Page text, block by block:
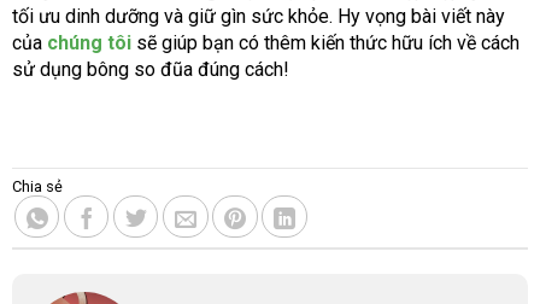
tối ưu dinh dưỡng và giữ gìn sức khỏe. Hy vọng bài viết này
của chúng tôi sẽ giúp bạn có thêm kiến thức hữu ích về cách
sử dụng bông so đũa đúng cách!
Chia sẻ